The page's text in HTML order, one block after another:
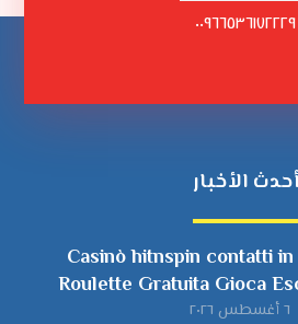
٠٠٩٦٦٥٣٦١٧٢٢٢٩
أحدث الأخبار
Casinò hitnspin contatti
Roulette Gratuita Gioca
٦ أغسطس ٢٠٢٦